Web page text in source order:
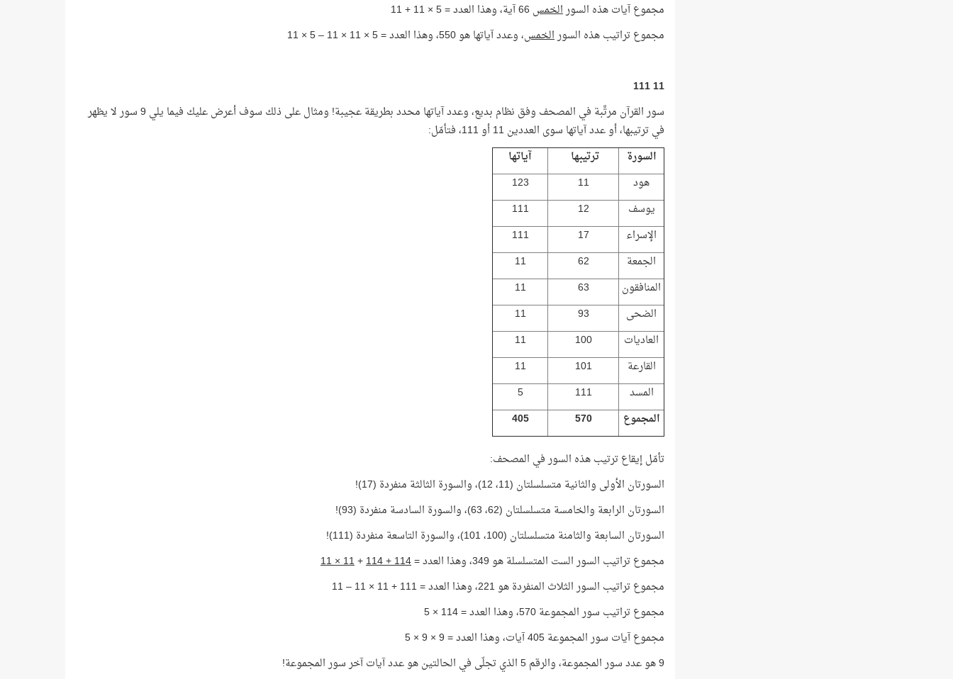
مجموع آيات هذه السورالخمس
مجموع تراتيب هذه السورالخمس، وعدد آياتها هو 550، وهذا العدد = 5 × 11 × 11 – 5 × 11
11 111
سور القرآن مرتَّبة في المصحف وفق نظام بديع، وعدد آياتها محدد بطريقة عجيبة! ومثال على ذلك سوف أعرض عليك فيما يلي 9 سور لا يظهر
في ترتيبها، أو عدد آياتها سوى العددين 11 أو 111، فتأمّل:
السورة
ترتيبها
آياتها
هود
11
123
يوسف
12
111
الإسراء
17
111
الجمعة
62
11
المنافقون
63
11
الضحى
93
11
العاديات
100
11
القارعة
101
11
المسد
111
5
المجموع
570
405
تأمّل إيقاع ترتيب هذه السور في المصحف:
السورتان الأولى والثانية متسلسلتان (11، 12)، والسورة الثالثة منفردة (17)!
السورتان الرابعة والخامسة متسلسلتان (62، 63)، والسورة السادسة منفردة (93)!
السورتان السابعة والثامنة متسلسلتان (100، 101)، والسورة التاسعة منفردة (111)!
مجموع تراتيب السور الست المتسلسلة هو 349، وهذا العدد =
114 + 114
+
11 × 11
مجموع تراتيب السور الثلاث المنفردة هو 221، وهذا العدد = 111 + 11 × 11 – 11
مجموع تراتيب سور المجموعة 570، وهذا العدد = 114 × 5
مجموع آيات سور المجموعة 405 آيات، وهذا العدد = 9 × 9 × 5
9 هو عدد سور المجموعة، والرقم 5 الذي تجلّى في الحالتين هو عدد آيات آخر سور المجموعة!